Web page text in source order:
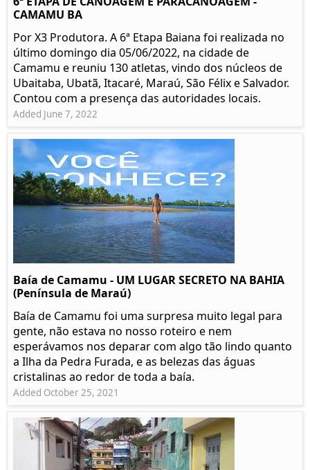
CAMAMU BA
Por X3 Produtora. A 6ª Etapa Baiana foi realizada no
último domingo dia 05/06/2022, na cidade de
Camamu e reuniu 130 atletas, vindo dos núcleos de
Ubaitaba, Ubatã, Itacaré, Maraú, São Félix e Salvador.
Contou com a presença das autoridades locais.
Added June 7, 2022
Baía de Camamu - UM LUGAR SECRETO NA BAHIA
(Península de Maraú)
Baía de Camamu foi uma surpresa muito legal para
gente, não estava no nosso roteiro e nem
esperávamos nos deparar com algo tão lindo quanto
a Ilha da Pedra Furada, e as belezas das águas
cristalinas ao redor de toda a baía.
Added October 25, 2021